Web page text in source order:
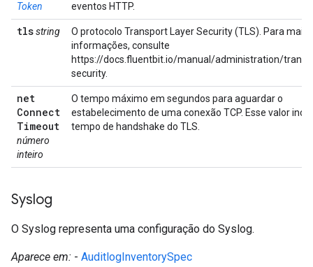
Token
eventos HTTP.
tlsstring
O protocolo Transport Layer Security (TLS). Para mais
informações, consulte
https://docs.fluentbit.io/manual/administration/
security.
net
Connect
Timeout
número
inteiro
O tempo máximo em segundos para aguardar o
estabelecimento de uma conexão TCP. Esse valor
tempo de handshake do TLS.
Syslog
O Syslog representa uma configuração do Syslog.
Aparece em: - AuditlogInventorySpec